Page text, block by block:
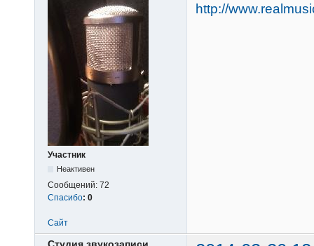
Участник
Неактивен
Сообщений: 72
Спасибо: 0
http://
Сайт
Студия звукозаписи